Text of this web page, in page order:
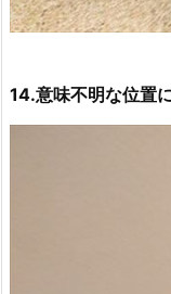
14.意味不明な位置